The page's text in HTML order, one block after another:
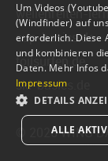
wellenreiten-
sup-basics.de
foilsurfen.de
ski-basics.de
© 2026 WING
Um Videos
(Windfinder) auf
erforderlich. Diese
und kombinieren
Daten. Mehr Infos
Impressum
DETAILS
ALLE